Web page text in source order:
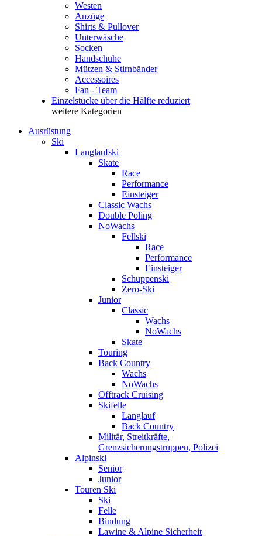
Westen
Anzüge
Shirts & Pullover
Unterwäsche
Socken
Handschuhe
Mützen & Stirnbänder
Accessoires
Fan - Team
Einzelstücke über die Hälfte reduziert
weitere Kategorien
Ausrüstung
Ski
Langlaufski
Skate
Race
Performance
Einsteiger
Classic Wachs
Double Poling
NoWachs
Fellski
Race
Performance
Einsteiger
Schuppenski
Zero-Ski
Junior
Classic
Wachs
NoWachs
Skate
Touring
Back Country
Wachs
NoWachs
Offtrack Cruising
Skifelle
Langlauf
Back Country
Militär, Streitkräfte,
Grenzsicherungstruppen, Polizei
Alpinski
Senior
Junior
Touren Ski
Ski
Felle
Bindung
Lawine & Alpine Sicherheit